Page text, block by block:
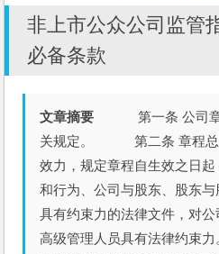
非上市公众公司监
必备条款
文章摘要 第一条 公司章
关规定。 第二条 章程总
效力，规定章程自生效之日
和行为、公司与股东、股东
具有约束力的法律文件，对公
高级管理人员具有法律约